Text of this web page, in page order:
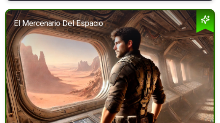
El Mercenario Del Espacio